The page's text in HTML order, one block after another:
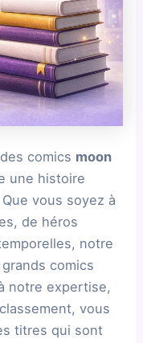
comics moon
une histoire
vous soyez à
de héros
notre
comics
notre expertise,
vous
titres qui sont